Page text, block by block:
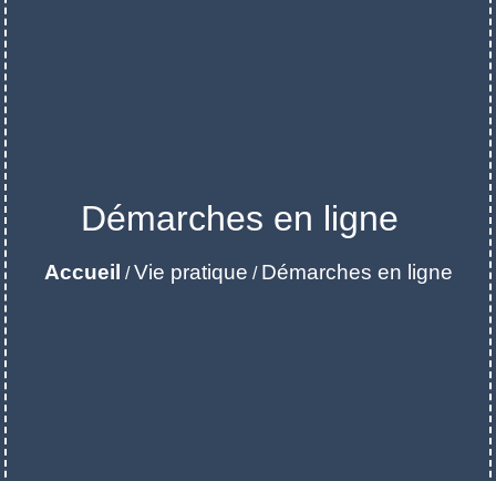
Démarches en ligne
Accueil /Vie pratique / Démarches en ligne